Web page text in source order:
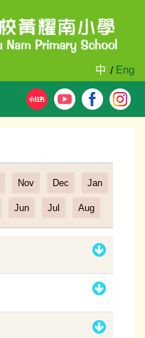
中 / Eng
Filter
Nov Dec Jan
Jun Jul Aug